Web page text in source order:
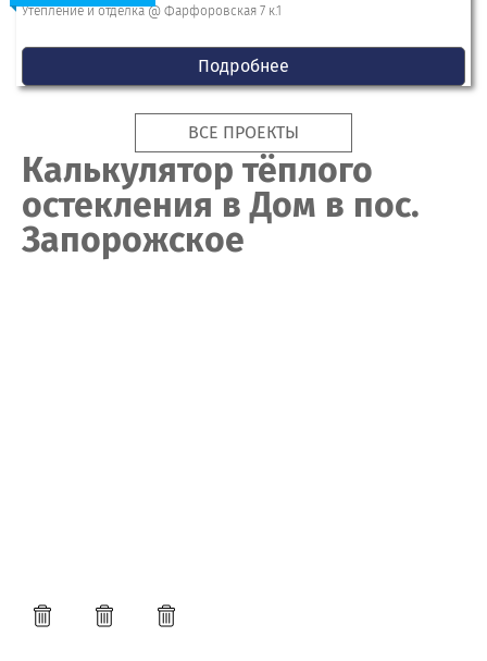
Утепление и отделка @ Фарфоровская 7 к.1
Подробнее
ВСЕ ПРОЕКТЫ
Калькулятор тёплого
остекления в Дом в пос.
Запорожское